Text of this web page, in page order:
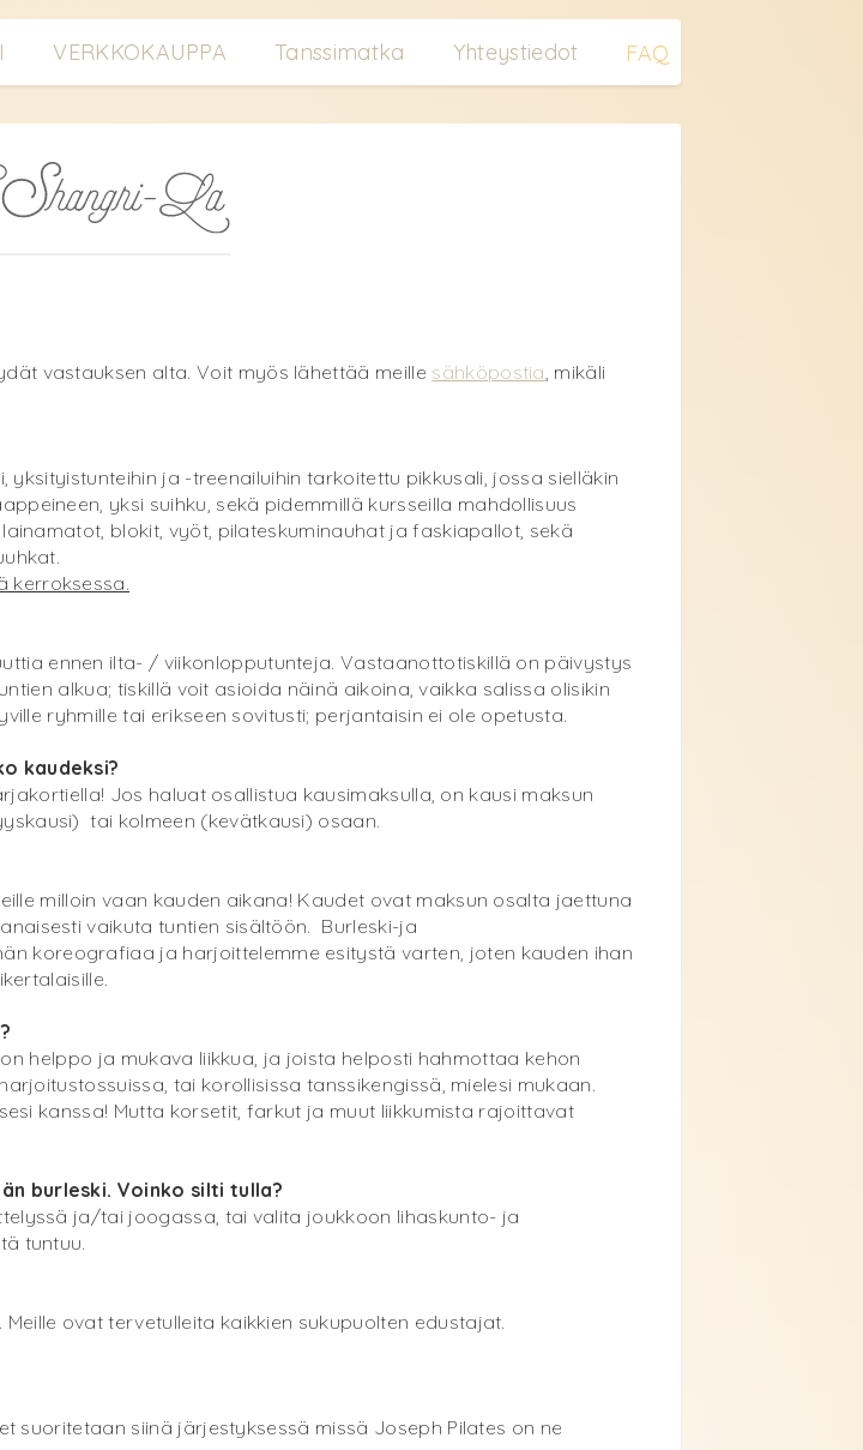
VERKKOKAUPPA Tanssimatka Yhteystiedot FAQ
vastauksen alta. Voit myös lähettää meille sähköpostia , mikäli
yksityistunteihin ja -treenailuihin tarkoitettu pikkusali, jossa sielläkin
yksi suihku, sekä pidemmillä kursseilla mahdollisuus
blokit, vyöt, pilateskuminauhat ja faskiapallot, sekä
kerroksessa.
ennen ilta- / viikonlopputunteja. Vastaanottotiskillä on päivystys
alkua; tiskillä voit asioida näinä aikoina, vaikka salissa olisikin
ryhmille tai erikseen sovitusti; perjantaisin ei ole opetusta.
kaudeksi?
Jos haluat osallistua kausimaksulla, on kausi maksun
tai kolmeen (kevätkausi) osaan.
milloin vaan kauden aikana! Kaudet ovat maksun osalta jaettuna
vaikuta tuntien sisältöön. Burleski-ja
koreografiaa ja harjoittelemme esitystä varten, joten kauden ihan
helppo ja mukava liikkua, ja joista helposti hahmottaa kehon
tai korollisissa tanssikengissä, mielesi mukaan.
kanssa! Mutta korsetit, farkut ja muut liikkumista rajoittavat
burleski. Voinko silti tulla?
ja/tai joogassa, tai valita joukkoon lihaskunto- ja
tuntuu.
ovat tervetulleita kaikkien sukupuolten edustajat.
suoritetaan siinä järjestyksessä missä Joseph Pilates on ne